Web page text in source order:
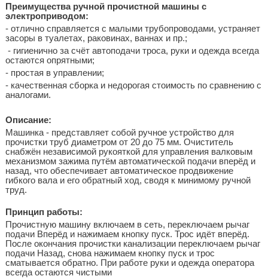
Преимущества ручной прочистной машины с
электроприводом:
- отлично справляется с малыми трубопроводами, устраняет
засоры в туалетах, раковинах, ваннах и пр.;
- гигиенично за счёт автоподачи троса, руки и одежда всегда
остаются опрятными;
- простая в управлении;
- качественная сборка и недорогая стоимость по сравнению с
аналогами.
Описание:
Машинка - представляет собой ручное устройство для
прочистки труб диаметром от 20 до 75 мм. Очиститель
снабжён независимой рукояткой для управления валковым
механизмом зажима путём автоматической подачи вперёд и
назад, что обеспечивает автоматическое продвижение
гибкого вала и его обратный ход, сводя к минимому ручной
труд.
Принцип работы:
Прочистную машину включаем в сеть, переключаем рычаг
подачи Вперёд и нажимаем кнопку пуск. Трос идёт вперёд.
После окончания прочистки канализации переключаем рычаг
подачи Назад, снова нажимаем кнопку пуск и трос
сматывается обратно. При работе руки и одежда оператора
всегда остаются чистыми